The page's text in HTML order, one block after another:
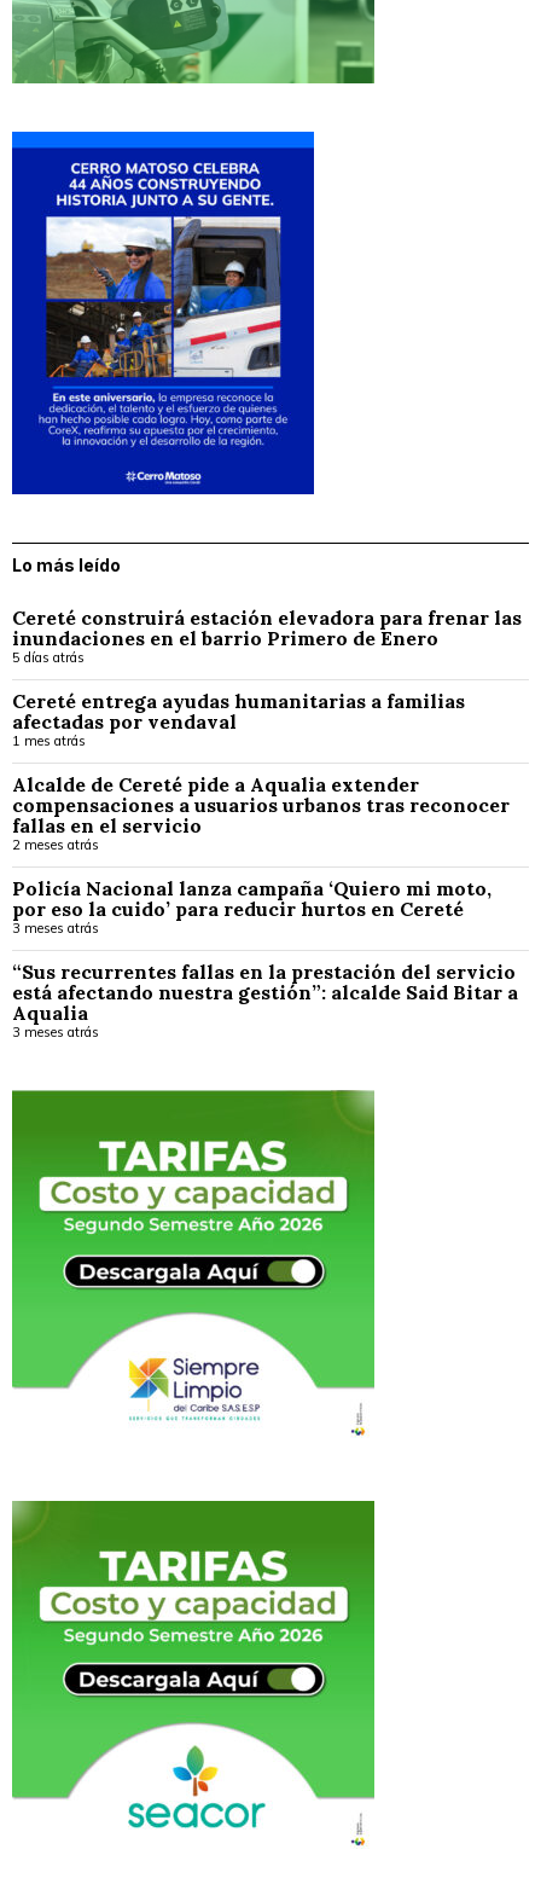
Lo más leído
Cereté construirá estación elevadora para frenar las
inundaciones en el barrio Primero de Enero
5 días atrás
Cereté entrega ayudas humanitarias a familias
afectadas por vendaval
1 mes atrás
Alcalde de Cereté pide a Aqualia extender
compensaciones a usuarios urbanos tras reconocer
fallas en el servicio
2 meses atrás
Policía Nacional lanza campaña ‘Quiero mi moto,
por eso la cuido’ para reducir hurtos en Cereté
3 meses atrás
“Sus recurrentes fallas en la prestación del servicio
está afectando nuestra gestión”: alcalde Said Bitar a
Aqualia
3 meses atrás